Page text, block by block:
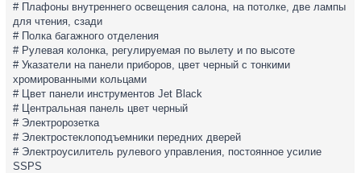
# Плафоны внутреннего освещения салона, на потолке, две лампы
для чтения, сзади
# Полка багажного отделения
# Рулевая колонка, регулируемая по вылету и по высоте
# Указатели на панели приборов, цвет черный с тонкими
хромированными кольцами
# Цвет панели инструментов Jet Black
# Центральная панель цвет черный
# Электророзетка
# Электростеклоподъемники передних дверей
# Электроусилитель рулевого управления, постоянное усилие
SSPS